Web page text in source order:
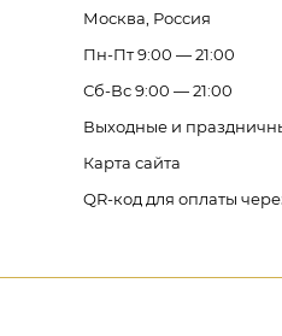
Москва, Россия
Пн-Пт 9:00 — 21:00
Сб-Вс 9:00 — 21:00
Выходные и
Карта сайта
QR-код для оплаты